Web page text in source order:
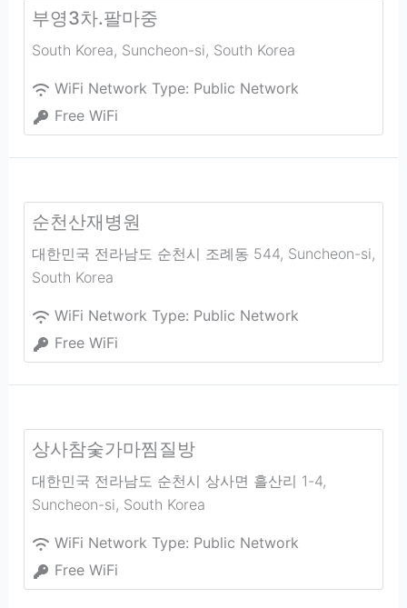
부영3차.팔마중
South Korea, Suncheon-si, South Korea
WiFi Network Type: Public Network
Free WiFi
순천산재병원
대한민국 전라남도 순천시 조례동 544, Suncheon-si,
South Korea
WiFi Network Type: Public Network
Free WiFi
상사참숯가마찜질방
대한민국 전라남도 순천시 상사면 흘산리 1-4,
Suncheon-si, South Korea
WiFi Network Type: Public Network
Free WiFi